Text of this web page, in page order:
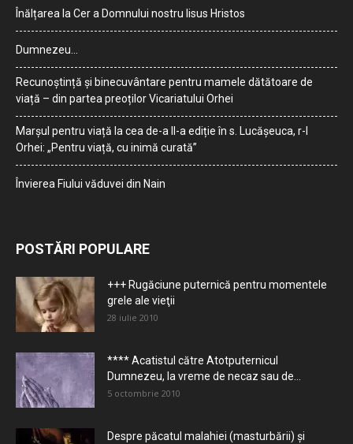
Înălțarea la Cer a Domnului nostru Iisus Hristos
Dumnezeu…
Recunoștință și binecuvântare pentru mamele dătătoare de
viață – din partea preoților Vicariatului Orhei
Marșul pentru viață la cea de-a II-a ediție în s. Lucășeuca, r-l
Orhei: „Pentru viață, cu inimă curată”
Învierea Fiului văduvei din Nain
POSTĂRI POPULARE
+++ Rugăciune puternică pentru momentele
grele ale vieţii
28 iulie 2010
**** Acatistul către Atotputernicul
Dumnezeu, la vreme de necaz sau de...
5 octombrie 2010
Despre păcatul malahiei (masturbării) şi